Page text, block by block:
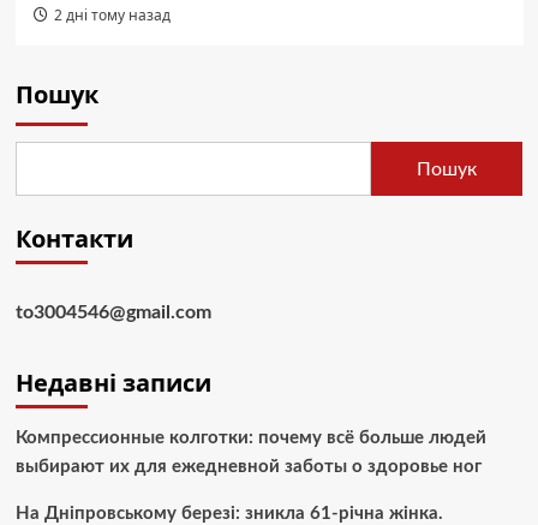
2 дні тому назад
Пошук
Пошук
Контакти
to3004546@gmail.com
Недавні записи
Компрессионные колготки: почему всё больше людей
выбирают их для ежедневной заботы о здоровье ног
На Дніпровському березі: зникла 61-річна жінка.